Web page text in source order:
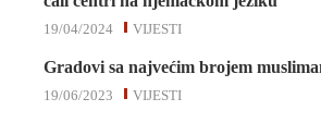
VIJESTI
19/04/2024
Gradovi sa najvećim brojem
VIJESTI
19/06/2023